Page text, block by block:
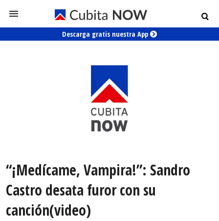
Descarga gratis nuestra App
“¡Medícame, Vampira!”: Sandro
Castro desata furor con su
canción(video)